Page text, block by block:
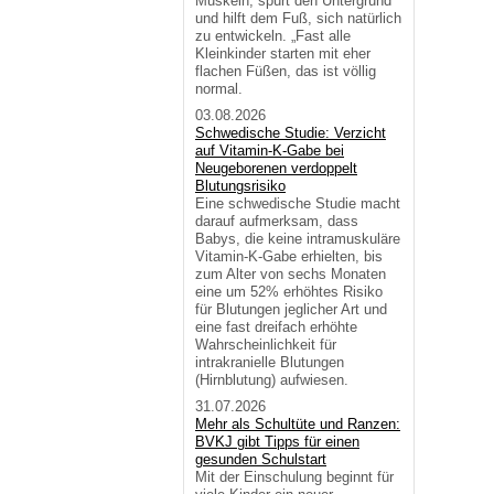
und hilft dem Fuß, sich natürlich
zu entwickeln. „Fast alle
Kleinkinder starten mit eher
flachen Füßen, das ist völlig
normal.
03.08.2026
Schwedische Studie: Verzicht
auf Vitamin-K-Gabe bei
Neugeborenen verdoppelt
Blutungsrisiko
Eine schwedische Studie macht
darauf aufmerksam, dass
Babys, die keine intramuskuläre
Vitamin-K-Gabe erhielten, bis
zum Alter von sechs Monaten
eine um 52% erhöhtes Risiko
für Blutungen jeglicher Art und
eine fast dreifach erhöhte
Wahrscheinlichkeit für
intrakranielle Blutungen
(Hirnblutung) aufwiesen.
31.07.2026
Mehr als Schultüte und Ranzen:
BVKJ gibt Tipps für einen
gesunden Schulstart
Mit der Einschulung beginnt für